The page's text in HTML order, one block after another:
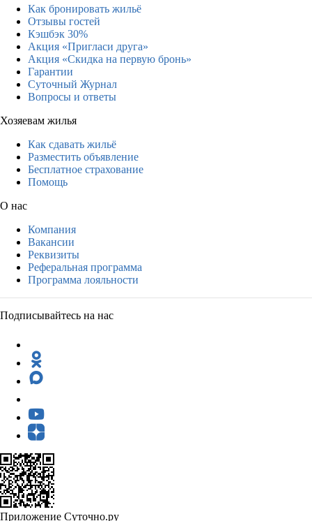
Как бронировать жильё
Отзывы гостей
Кэшбэк 30%
Акция «Пригласи друга»
Акция «Скидка на первую бронь»
Гарантии
Суточный Журнал
Вопросы и ответы
Хозяевам жилья
Как сдавать жильё
Разместить объявление
Бесплатное страхование
Помощь
О нас
Компания
Вакансии
Реквизиты
Реферальная программа
Программа лояльности
Подписывайтесь на нас
Приложение Суточно.ру